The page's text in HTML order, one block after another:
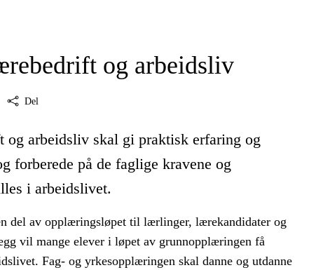
og arbeidsliv
Del
arbeidsliv skal gi praktisk erfaring og
forberede på de faglige kravene og
i arbeidslivet.
del av opplæringsløpet til lærlinger, lærekandidater og
vil mange elever i løpet av grunnopplæringen få
Fag- og yrkesopplæringen skal danne og utdanne